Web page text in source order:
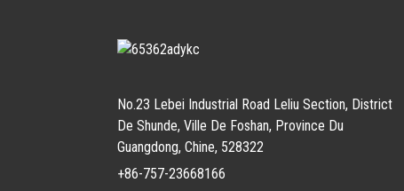
No.23 Lebei Industrial Road Leliu Section, District
De Shunde, Ville De Foshan, Province Du
Guangdong, Chine, 528322
+86-757-23668166